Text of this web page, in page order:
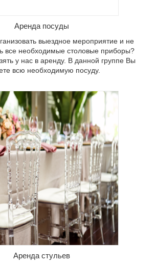
Аренда посуды
выездное мероприятие и не
все необходимые столовые приборы?
у нас в аренду. В данной группе Вы
всю необходимую посуду.
праздника.
Аренда стульев
категории размещена мебель
к аренде: столы, стулья и
товары.